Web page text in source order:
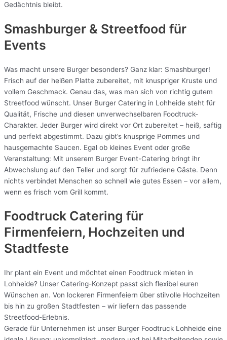
Gedächtnis bleibt.
Smashburger & Streetfood für
Events
Was macht unsere Burger besonders? Ganz klar: Smashburger!
Frisch auf der heißen Platte zubereitet, mit knuspriger Kruste und
vollem Geschmack. Genau das, was man sich von richtig gutem
Streetfood wünscht. Unser Burger Catering in Lohheide steht für
Qualität, Frische und diesen unverwechselbaren Foodtruck-
Charakter. Jeder Burger wird direkt vor Ort zubereitet – heiß, saftig
und perfekt abgestimmt. Dazu gibt’s knusprige Pommes und
hausgemachte Saucen. Egal ob kleines Event oder große
Veranstaltung: Mit unserem Burger Event-Catering bringt ihr
Abwechslung auf den Teller und sorgt für zufriedene Gäste. Denn
nichts verbindet Menschen so schnell wie gutes Essen – vor allem,
wenn es frisch vom Grill kommt.
Foodtruck Catering für
Firmenfeiern, Hochzeiten und
Stadtfeste
Ihr plant ein Event und möchtet einen Foodtruck mieten in
Lohheide? Unser Catering-Konzept passt sich flexibel euren
Wünschen an. Von lockeren Firmenfeiern über stilvolle Hochzeiten
bis hin zu großen Stadtfesten – wir liefern das passende
Streetfood-Erlebnis.
Gerade für Unternehmen ist unser Burger Foodtruck Lohheide eine